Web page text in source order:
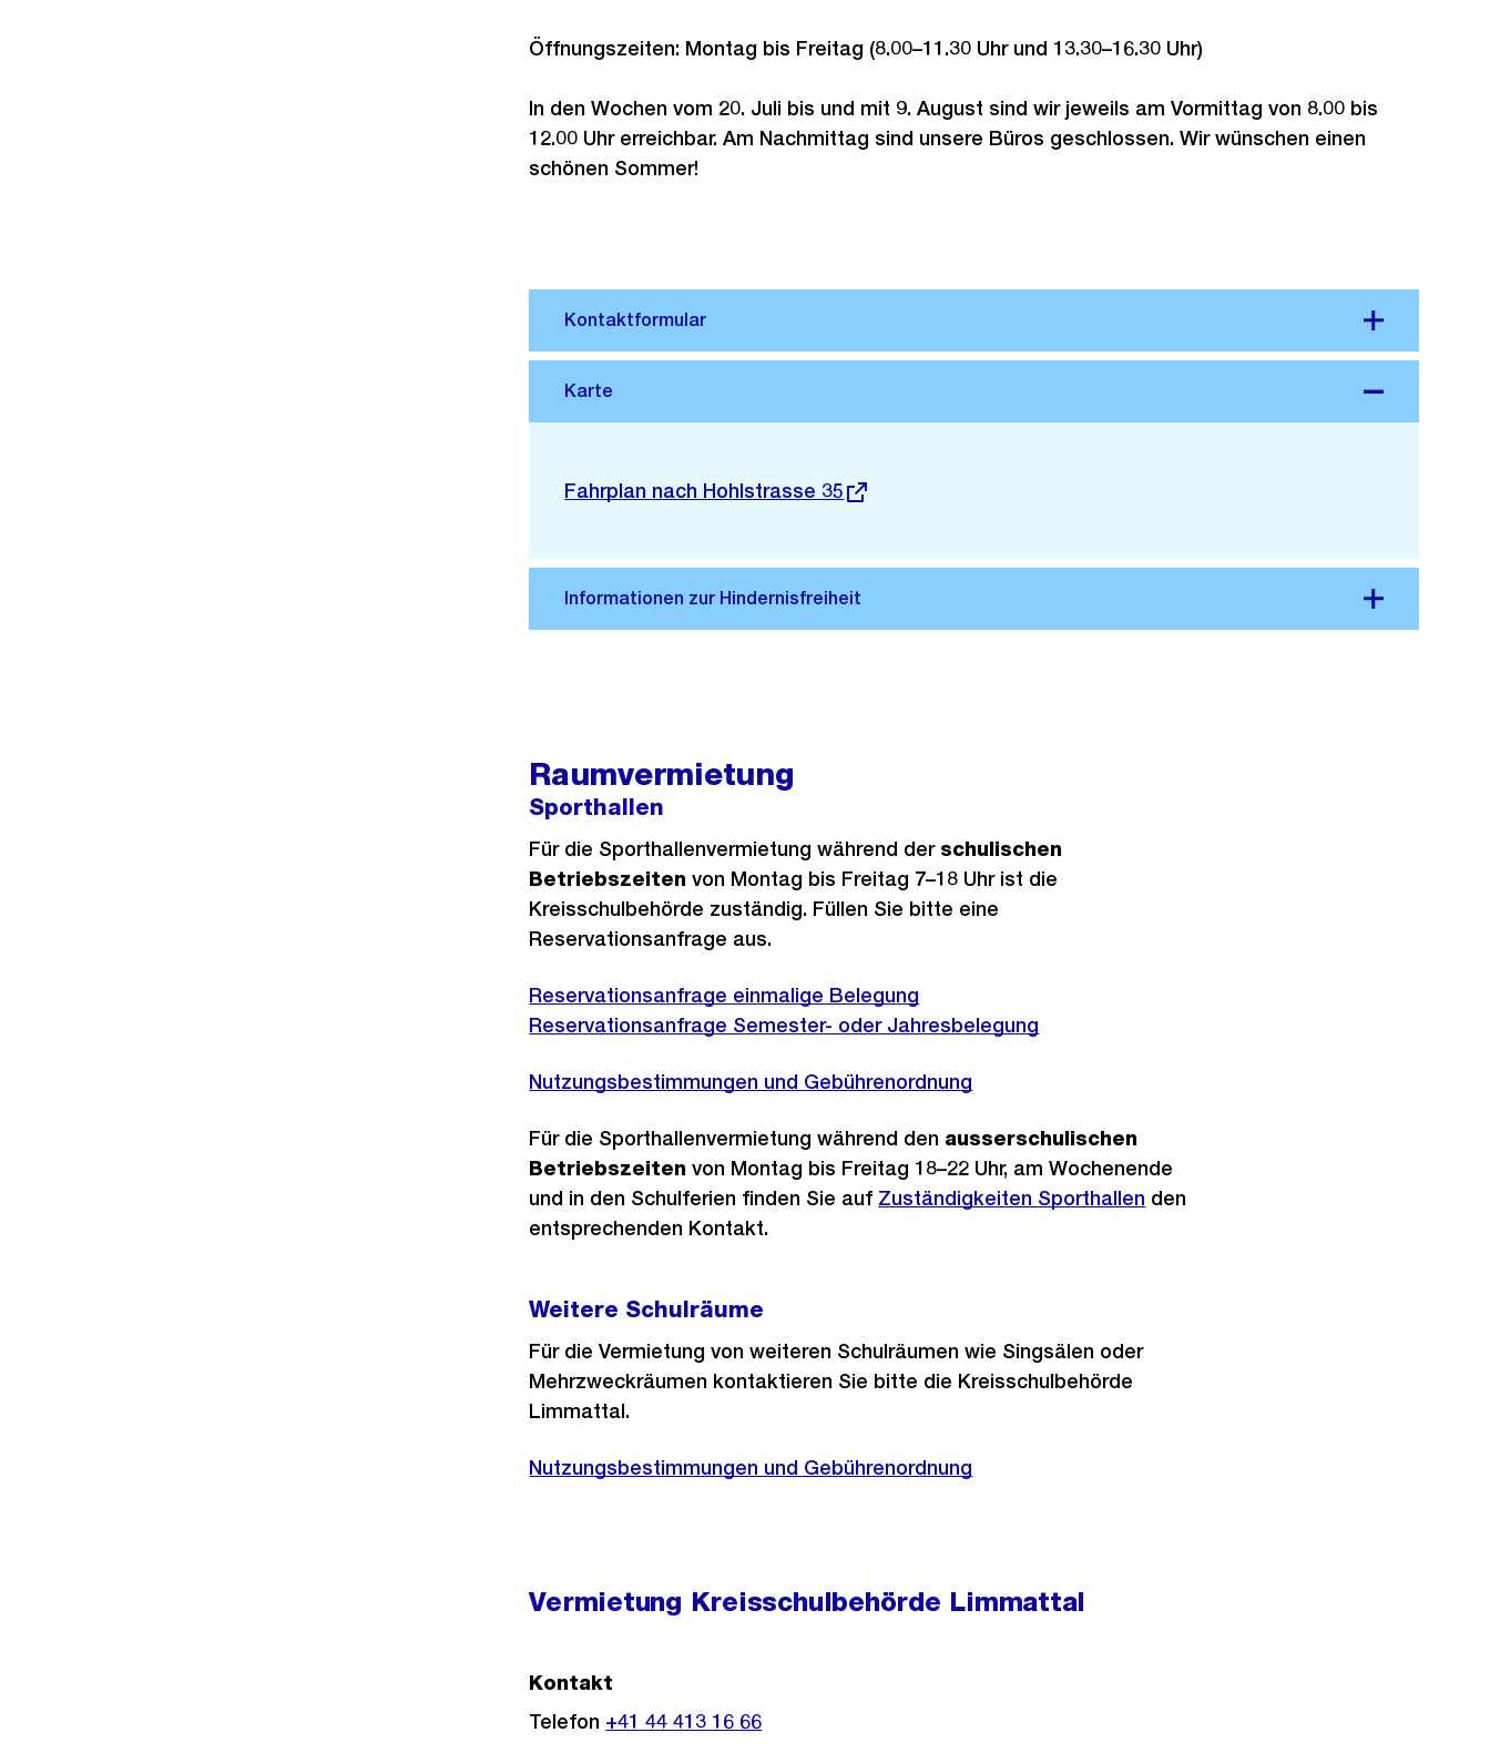
Öffnungszeiten: Montag bis Freitag (8.00–11.30 Uhr und 13.30–16.30 Uhr)
In den Wochen vom 20. Juli bis und mit 9. August sind wir jeweils am Vormittag von 8.00 bis
12.00 Uhr erreichbar. Am Nachmittag sind unsere Büros geschlossen. Wir wünschen einen
schönen Sommer!
Externer
Fahrplan nach Hohlstrasse 35
Raumvermietung
Sporthallen
Für die Sporthallenvermietung während der schulischen
Betriebszeiten von Montag bis Freitag 7–18 Uhr ist die
Kreisschulbehörde zuständig. Füllen Sie bitte eine
Reservationsanfrage aus.
Reservationsanfrage einmalige Belegung
Reservationsanfrage Semester- oder Jahresbelegung
Nutzungsbestimmungen und Gebührenordnung
Für die Sporthallenvermietung während den ausserschulischen
Betriebszeiten von Montag bis Freitag 18–22 Uhr, am Wochenende
und in den Schulferien finden Sie auf Zuständigkeiten Sporthallen den
entsprechenden Kontakt.
Weitere Schulräume
Für die Vermietung von weiteren Schulräumen wie Singsälen oder
Mehrzweckräumen kontaktieren Sie bitte die Kreisschulbehörde
Limmattal.
Nutzungsbestimmungen und Gebührenordnung
Vermietung Kreisschulbehörde Limmattal
Kontakt
Telefon +41 44 413 16 66